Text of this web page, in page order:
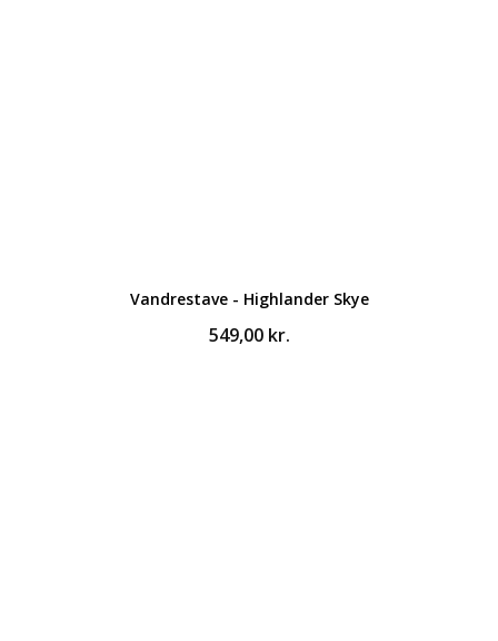
Vandrestave - Highlander Skye
549,00 kr.